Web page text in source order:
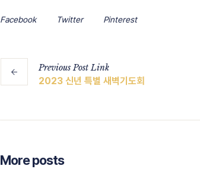
Facebook Twitter Pinterest
PreviousPostLink
2023 신년 특별 새벽기도회
More posts